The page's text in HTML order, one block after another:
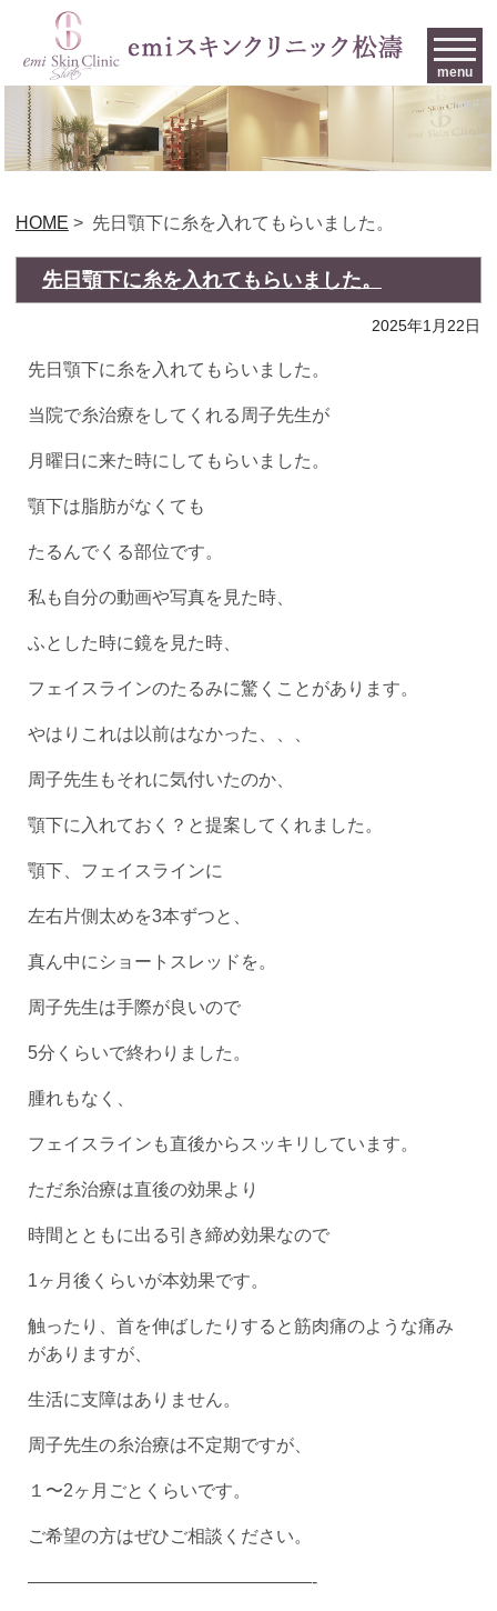
menu
HOME > 先日顎下に糸を入れてもらいました。
先日顎下に糸を入れてもらいました。
2025年1月22日
先日顎下に糸を入れてもらいました。
当院で糸治療をしてくれる周子先生が
月曜日に来た時にしてもらいました。
顎下は脂肪がなくても
たるんでくる部位です。
私も自分の動画や写真を見た時、
ふとした時に鏡を見た時、
フェイスラインのたるみに驚くことがあります。
やはりこれは以前はなかった、、、
周子先生もそれに気付いたのか、
顎下に入れておく？と提案してくれました。
顎下、フェイスラインに
左右片側太めを3本ずつと、
真ん中にショートスレッドを。
周子先生は手際が良いので
5分くらいで終わりました。
腫れもなく、
フェイスラインも直後からスッキリしています。
ただ糸治療は直後の効果より
時間とともに出る引き締め効果なので
1ヶ月後くらいが本効果です。
触ったり、首を伸ばしたりすると筋肉痛のような痛み
がありますが、
生活に支障はありません。
周子先生の糸治療は不定期ですが、
１〜2ヶ月ごとくらいです。
ご希望の方はぜひご相談ください。
————————————————-